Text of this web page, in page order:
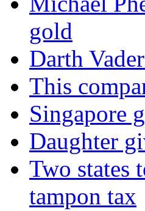
gold
Darth
This
Singapore
Daughter
Two states
tampon tax